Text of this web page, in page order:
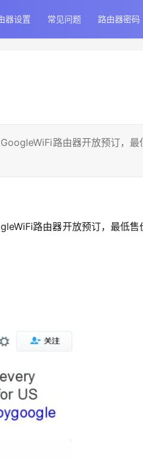
器设置 常见问题 路由器密码
路由器开放预订，最
路由器开放预订，最低售